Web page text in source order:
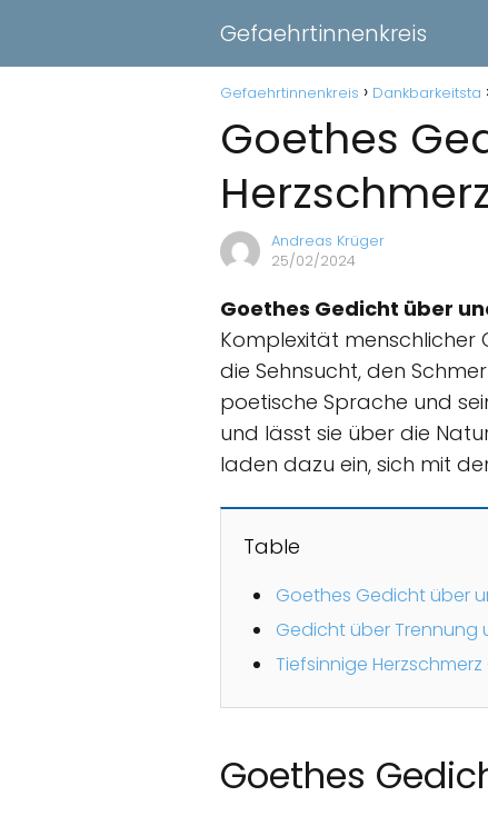
Gefaehrtinnenkreis
Gefaehrtinnenkreis Dankbarkeitsta
Goethes
Andreas Krüger
25/02/2024
Goethes Gedicht über
Komplexität menschlicher
die Sehnsucht, den
poetische Sprache und
und lässt sie über die
laden dazu ein, sich mit
Table
Goethes Gedicht über
Gedicht über Trennung
Tiefsinnige
Goethes